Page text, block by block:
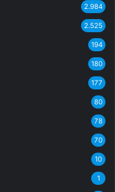
2.984
2.525
194
180
177
80
78
70
10
1